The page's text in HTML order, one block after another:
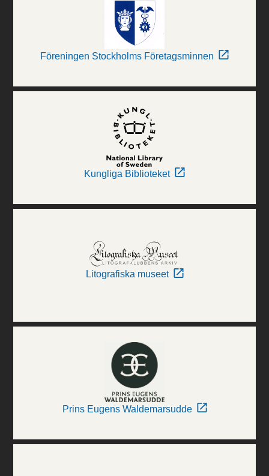
Föreningen Stockholms Företagsminnen
Kungliga Biblioteket
Litografiska museet
Prins Eugens Waldemarsudde